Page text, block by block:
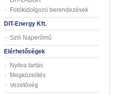
Fotókidolgozó berendezések
DIT-Energy Kft.
Szili Naperőmű
Elérhetőségek
Nyitva tartás
Megközelítés
Vezetőség